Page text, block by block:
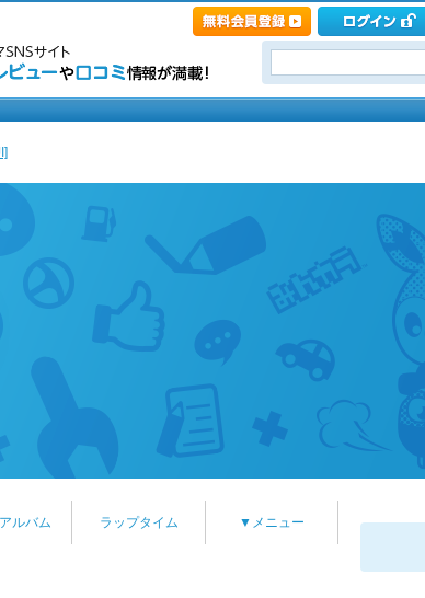
ルバム ラップタイム ▼メニュー